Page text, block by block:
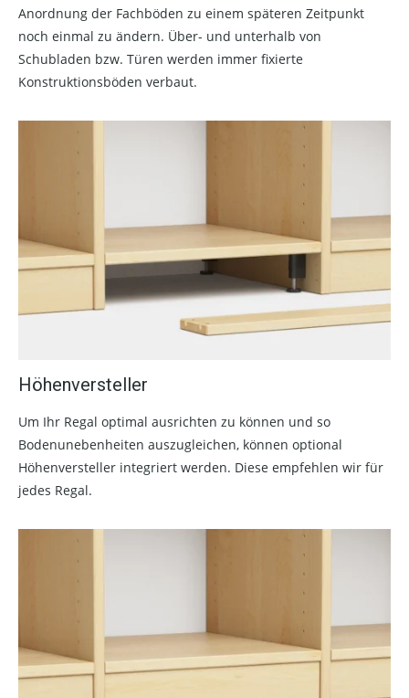
Anordnung der Fachböden zu einem späteren Zeitpunkt
noch einmal zu ändern. Über- und unterhalb von
Schubladen bzw. Türen werden immer fixierte
Konstruktionsböden verbaut.
Höhenversteller
Um Ihr Regal optimal ausrichten zu können und so
Bodenunebenheiten auszugleichen, können optional
Höhenversteller integriert werden. Diese empfehlen wir für
jedes Regal.